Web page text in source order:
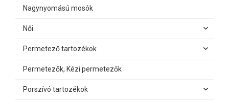
Nagynyomású mosók
Női
Permetező tartozékok
Permetezők, Kézi permetezők
Porszívó tartozékok